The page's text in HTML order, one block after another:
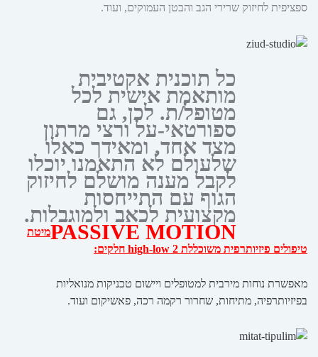
ספציפית לחיזוק שרירי הגב והבטן העמוקים, ועוד.
כל תוכנית אקטיבית
מותאמת אישית לכל
מטופל/ת. לכן, גם
ספורטאי-על ורצי מרתון
מצד אחד, ומאידך כאלו
שלעולם לא התאמנו יוכלו
לקבל מענה מושלם לחיזוק
הגוף עם התייחסות
מקצועית לכאב ולמוגבלות.
PASSIVE MOTIONמיטת
טיפולים פיזיותרפית משוכללת high-low 2 חלקים:
מאפשרת נוחות מירבית למטופלים ויישום טכניקות מנואליות
בפיזיותרפיה, מתיחות, שחרור רקמה רכה, פאשיקום ועוד.